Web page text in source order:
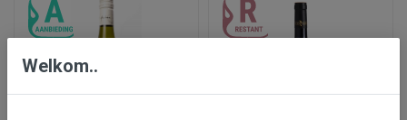
Welkom..